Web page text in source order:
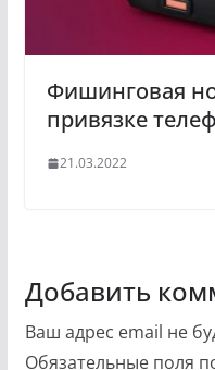
Фишинговая
привязке
21.03.2022
Добавить
Ваш адрес email не
Обязательные поля